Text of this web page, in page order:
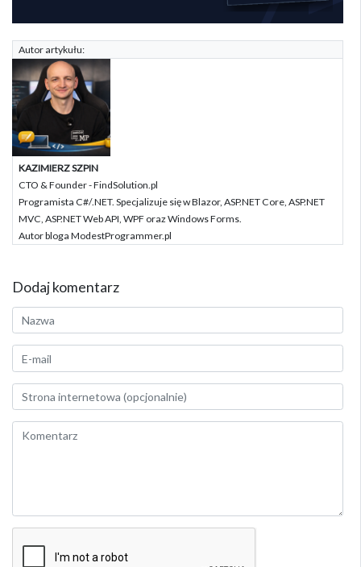
Autor artykułu:
KAZIMIERZ SZPIN
CTO & Founder - FindSolution.pl
Programista C#/.NET. Specjalizuje się w Blazor, ASP.NET Core, ASP.NET
MVC, ASP.NET Web API, WPF oraz Windows Forms.
Autor bloga ModestProgrammer.pl
Dodaj komentarz